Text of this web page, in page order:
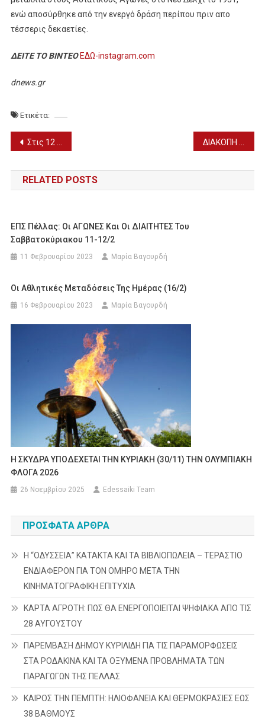
ενώ αποσύρθηκε από την ενεργό δράση περίπου πριν απο
τέσσερις δεκαετίες.
ΔΕΙΤΕ ΤΟ ΒΙΝΤΕΟ ΕΔΩ-instagram.com
dnews.gr
Ετικέτα:
Πλοήγηση
άρθρων
Στις 12 Μαρτίου οι ανακοινώσεις για την αφή της Ολυμπιακής Φλόγας
RELATED POSTS
ΕΠΣ Πέλλας: Οι ΑΓΩΝΕΣ Και Οι ΔΙΑΙΤΗΤΕΣ Του
Σαββατοκύριακου 11-12/2
11 Φεβρουαρίου 2023 Μαρία Βαγουρδή
Οι Αθλητικές Μεταδόσεις Της Ημέρας (16/2)
16 Φεβρουαρίου 2023 Μαρία Βαγουρδή
Η ΣΚΥΔΡΑ ΥΠΟΔΕΧΕΤΑΙ ΤΗΝ ΚΥΡΙΑΚΗ (30/11) ΤΗΝ ΟΛΥΜΠΙΑΚΗ
ΦΛΟΓΑ 2026
26 Νοεμβρίου 2025 Edessaiki Team
ΠΡΌΣΦΑΤΑ ΆΡΘΡΑ
Η “ΟΔΥΣΣΕΙΑ” ΚΑΤΑΚΤΑ ΚΑΙ ΤΑ ΒΙΒΛΙΟΠΩΛΕΙΑ – ΤΕΡΑΣΤΙΟ
ΕΝΔΙΑΦΕΡΟΝ ΓΙΑ ΤΟΝ ΟΜΗΡΟ ΜΕΤΑ ΤΗΝ
ΚΙΝΗΜΑΤΟΓΡΑΦΙΚΗ ΕΠΙΤΥΧΙΑ
ΚΑΡΤΑ ΑΓΡΟΤΗ: ΠΩΣ ΘΑ ΕΝΕΡΓΟΠΟΙΕΙΤΑΙ ΨΗΦΙΑΚΑ ΑΠΟ ΤΙΣ
28 ΑΥΓΟΥΣΤΟΥ
ΠΑΡΕΜΒΑΣΗ ΔΗΜΟΥ ΚΥΡΙΛΙΔΗ ΓΙΑ ΤΙΣ ΠΑΡΑΜΟΡΦΩΣΕΙΣ
ΣΤΑ ΡΟΔΑΚΙΝΑ ΚΑΙ ΤΑ ΟΞΥΜΕΝΑ ΠΡΟΒΛΗΜΑΤΑ ΤΩΝ
ΠΑΡΑΓΩΓΩΝ ΤΗΣ ΠΕΛΛΑΣ
ΚΑΙΡΟΣ ΤΗΝ ΠΕΜΠΤΗ: ΗΛΙΟΦΑΝΕΙΑ ΚΑΙ ΘΕΡΜΟΚΡΑΣΙΕΣ ΕΩΣ
38 ΒΑΘΜΟΥΣ